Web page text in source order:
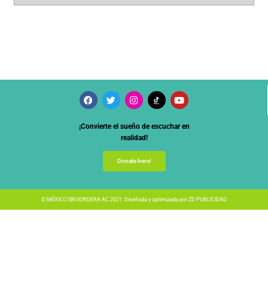
¡Convierte el sueño de escuchar en
realidad!
Donate here!
© MÉXICO SIN SORDERA AC 2021. Diseñada y optimizada por ZD PUBLICIDAD